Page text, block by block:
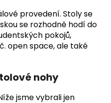
provedení. Stoly se
se rozhodně hodí do
pokojů,
open space, ale také
nohy
jsme vybrali jen